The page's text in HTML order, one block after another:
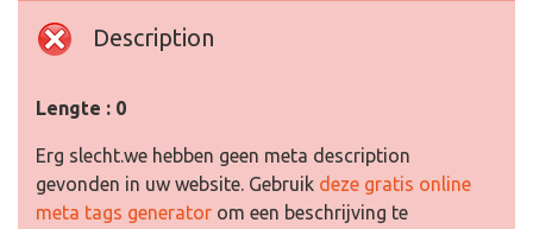
Description
Lengte : 0
Erg slecht.we hebben geen meta description
gevonden in uw website. Gebruik deze gratis online
meta tags generator om een beschrijving te